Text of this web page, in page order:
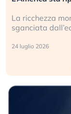
La ricchezza
sganciata
24 luglio 2026